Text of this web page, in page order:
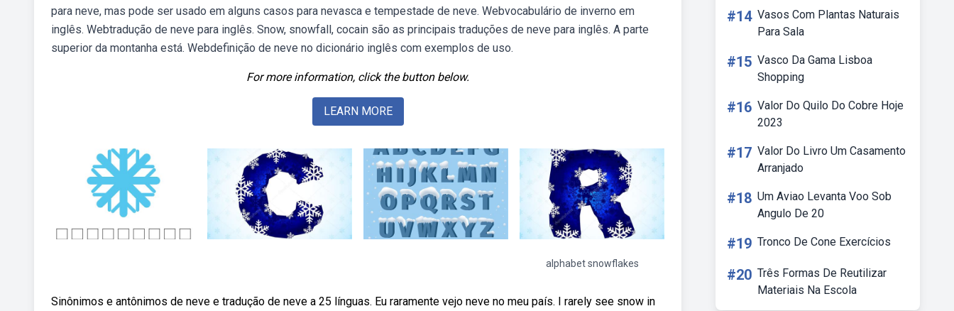
para neve, mas pode ser usado em alguns casos para nevasca e tempestade de neve. Webvocabulário de inverno em
inglês. Webtradução de neve para inglês. Snow, snowfall, cocain são as principais traduções de neve para inglês. A parte
superior da montanha está. Webdefinição de neve no dicionário inglês com exemplos de uso.
For more information, click the button below.
LEARN MORE
alphabet snowflakes
Sinônimos e antônimos de neve e tradução de neve a 25 línguas. Eu raramente vejo neve no meu país. I rarely see snow in
#14 Vasos Com Plantas Naturais
Para Sala
#15 Vasco Da Gama Lisboa
Shopping
#16 Valor Do Quilo Do Cobre Hoje
2023
#17 Valor Do Livro Um Casamento
Arranjado
#18 Um Aviao Levanta Voo Sob
Angulo De 20
#19 Tronco De Cone Exercícios
#20 Três Formas De Reutilizar
Materiais Na Escola